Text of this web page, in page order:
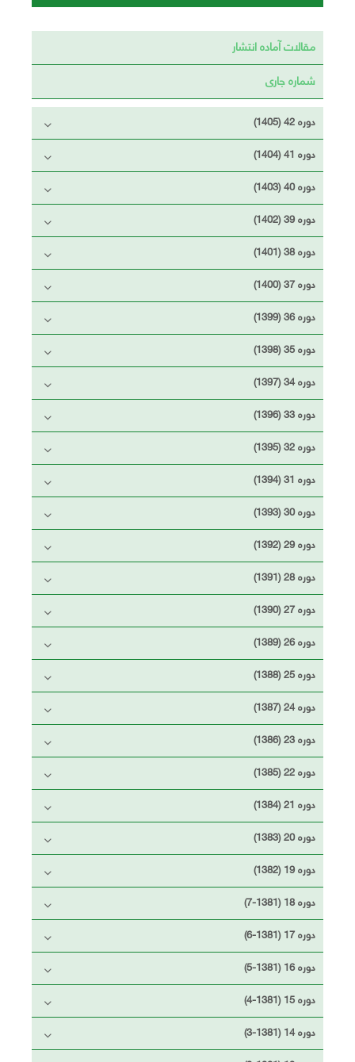
مقالات آماده انتشار
شماره جاری
دوره 42 (1405)
دوره 41 (1404)
دوره 40 (1403)
دوره 39 (1402)
دوره 38 (1401)
دوره 37 (1400)
دوره 36 (1399)
دوره 35 (1398)
دوره 34 (1397)
دوره 33 (1396)
دوره 32 (1395)
دوره 31 (1394)
دوره 30 (1393)
دوره 29 (1392)
دوره 28 (1391)
دوره 27 (1390)
دوره 26 (1389)
دوره 25 (1388)
دوره 24 (1387)
دوره 23 (1386)
دوره 22 (1385)
دوره 21 (1384)
دوره 20 (1383)
دوره 19 (1382)
دوره 18 (1381-7)
دوره 17 (1381-6)
دوره 16 (1381-5)
دوره 15 (1381-4)
دوره 14 (1381-3)